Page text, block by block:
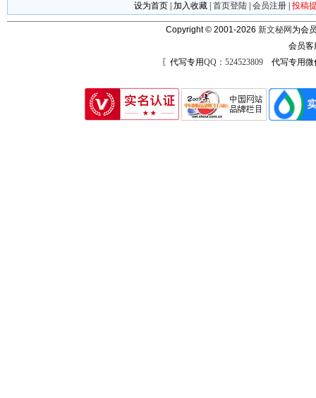
设为首页 加入收藏 首页登陆 会员注册 投稿
Copyright © 2001-2026 新文秘网 为会
会员
〖代写专用QQ：524523809代写专用微